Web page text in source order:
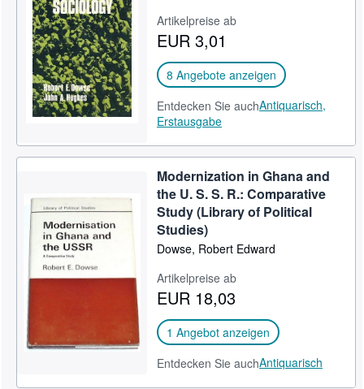
Hilfe
SCHLIESSEN
Artikelpreise ab
EUR 3,01
8 Angebote anzeigen
Entdecken Sie auchAntiquarisch,
Erstausgabe
Modernization in Ghana and
the U. S. S. R.: Comparative
Study (Library of Political
Studies)
Dowse, Robert Edward
Artikelpreise ab
EUR 18,03
1 Angebot anzeigen
Entdecken Sie auchAntiquarisch